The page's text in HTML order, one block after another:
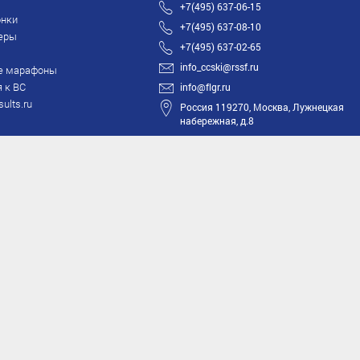
марафоны
к ВС
+7(495) 637-06-15
+7(495) 637-08-10
+7(495) 637-02-65
info_ccski@rssf.ru
info@flgr.ru
Россия 119270, Москва, Лужнецкая
набережная, д.8